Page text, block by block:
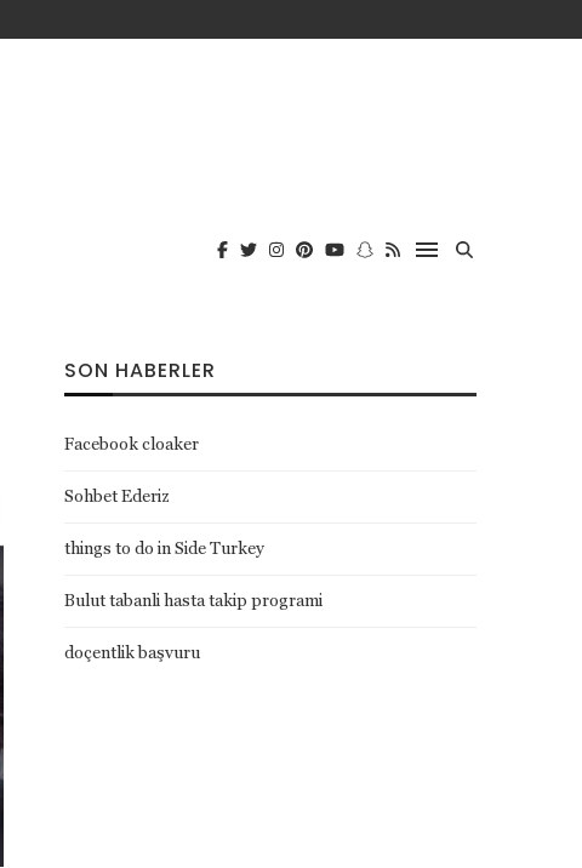
SON HABERLER
Facebook cloaker
Sohbet Ederiz
things to do in Side Turkey
Bulut tabanli hasta takip programi
doçentlik başvuru